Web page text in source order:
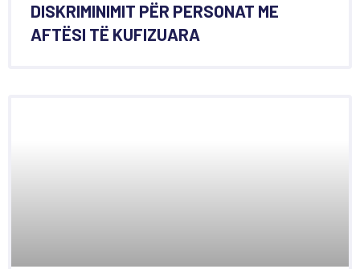
DISKRIMINIMIT PËR PERSONAT ME
AFTËSI TË KUFIZUARA